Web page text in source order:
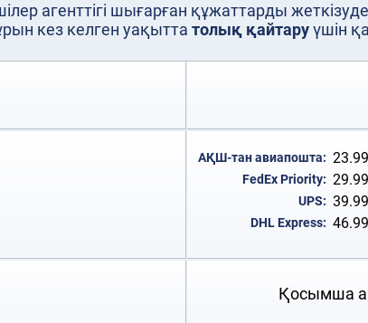
агенттігі шығарған құжаттарды
кез келген уақытта толық қайтаруүшін
АҚШ-тан авиапошта: 23.99
FedEx Priority: 29.99
UPS: 39.99
DHL Express: 46.99
Қосымша